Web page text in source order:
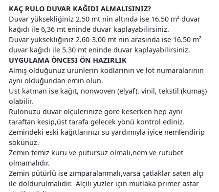
KAÇ RULO DUVAR KAĞIDI ALMALISINIZ?
Duvar yüksekliğiniz 2.50 mt nin altında ise 16.50 m² duvar
kağıdı ile 6,36 mt eninde duvar kaplayabilirsiniz.
Duvar yüksekliğiniz 2.60-3.00 mt nin arasında ise 16.50 m²
duvar kağıdı ile 5.30 mt eninde duvar kaplayabilirsiniz.
UYGULAMA ÖNCESI ÖN HAZIRLIK
Almış olduğunuz ürünlerin kodlarının ve lot numaralarının
aynı olduğundan emin olun.
Üst katman ise kağıt, nonwoven (elyaf), vinil, tekstil (kumaş)
olabilir.
Rulonuzu duvar ölçülerinize göre keserken hep aynı
taraftan kesip,üst tarafa gelecek yönü kontrol ediniz.
Zemindeki eski kağıtlarınızı su yardımıyla iyice nemlendirip
sökünüz.
Zemin temiz kuru ve pütürsüz olmalı,nem ve rutubet
olmamalıdır.
Zemin pütürlü ise zımparalanmalı,varsa çatlaklar saten alçı
ile doldurulmalıdır. Alçılı yüzler için mutlaka primer astar